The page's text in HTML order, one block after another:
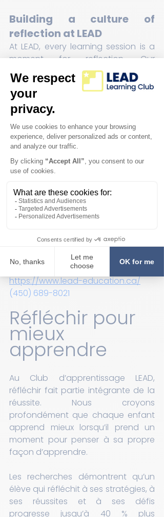
Building a culture of
reflection at LEAD
At LEAD, every learning session is a
moment for reflection. Our
specialists encourage students to:
Identify their strengths and
effective strategies
solutions
Set small, concrete goals to
improve each week
but a daily habit that helps children
learn, grow and succeed beyond
the classroom.
To discover how LEAD can support
your child, visit the link below or
contact us today.
https://www.lead-education.ca/
(450) 689-8021
Réfléchir pour
mieux
apprendre
Au Club d’apprentissage LEAD,
réfléchir fait partie intégrante de la
réussite. Nous croyons
profondément que chaque enfant
apprend mieux lorsqu’il prend un
moment pour penser à sa propre
façon d’apprendre.
Les recherches démontrent qu’un
élève qui réfléchit à ses stratégies, à
ses réussites et à ses défis
progresse jusqu’à 40 % plus